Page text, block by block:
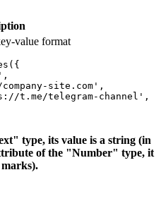
value format
site.com',
t.me/telegram-channel',
type, its value is a string (in
of the "Number" type, it